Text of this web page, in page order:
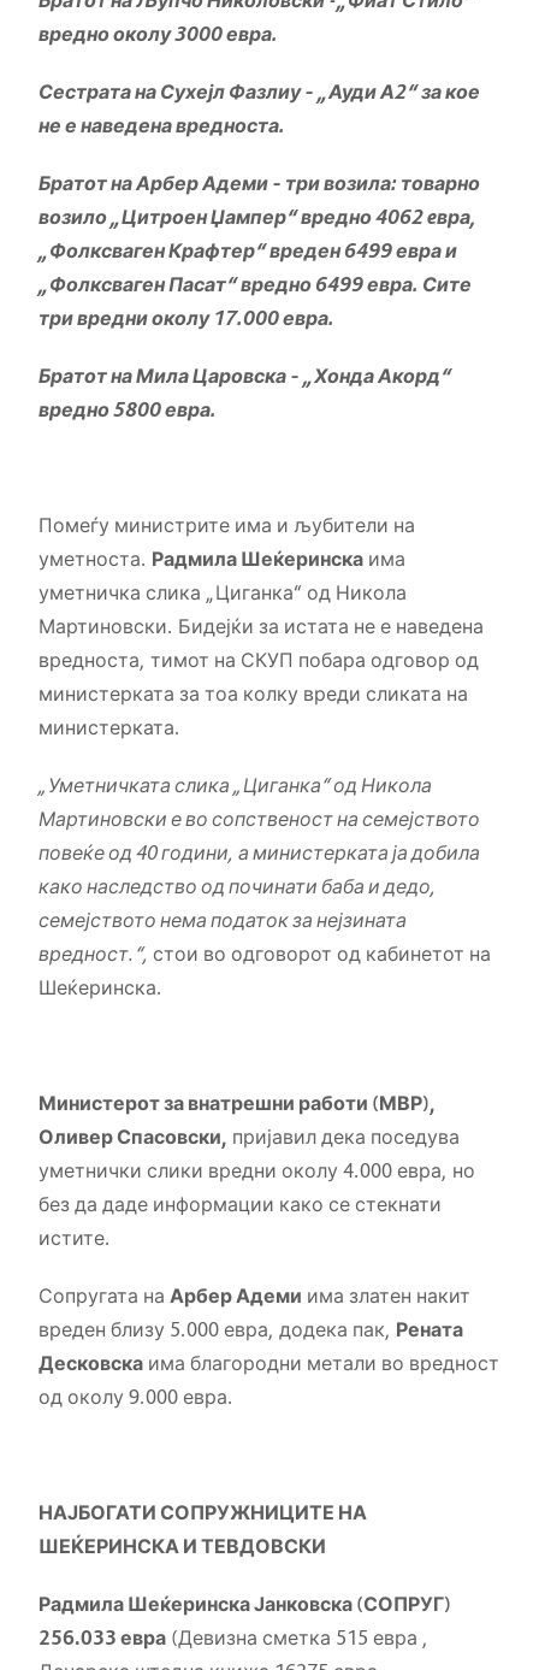
вредно околу 3000 евра.
Сестрата на Сухејл Фазлиу – „Ауди А2“ за кое
не е наведена вредноста.
Братот на Арбер Адеми – три возила: товарно
возило „Цитроен Џампер“вредно 4062eвра,
„Фолксваген Крафтер“ вреден 6499 евра и
„Фолксваген Пасат“ вредно 6499 евра. Сите
три вредни околу 17.000 евра.
Братот на Мила Царовска – „Хонда Акорд“
вредно 5800 евра.
Помеѓу министрите има и љубители на
уметноста. Радмила Шеќеринска има
уметничка слика „Циганка“ од Никола
Мартиновски. Бидејќи за истата не е наведена
вредноста, тимот на СКУП побара одговор од
министерката за тоа колку вреди сликата на
министерката.
„ Уметничката слика „Циганка“ од Никола
Мартиновски е во сопственост на семејството
повеќе од 40 години, а министерката ја добила
како наследство од починати баба и дедо,
семејството нема податок за нејзината
вредност. “, стои во одговорот од кабинетот на
Шеќеринска.
Министерот за внатрешни работи (МВР),
Оливер Спасовски, пријавил дека поседува
уметнички слики вредни околу 4.000 евра, но
без да даде информации како се стекнати
истите.
Сопругата на Арбер Адеми има златен накит
вреден близу 5.000 евра, додека пак, Рената
Десковска има благородни метали во вредност
од околу 9.000 евра.
НАЈБОГАТИ СОПРУЖНИЦИТЕ НА
ШЕЌЕРИНСКА И ТЕВДОВСКИ
Радмила Шеќеринска Јанковска (СОПРУГ)
256.033 евра (Девизна сметка 515 евра ,